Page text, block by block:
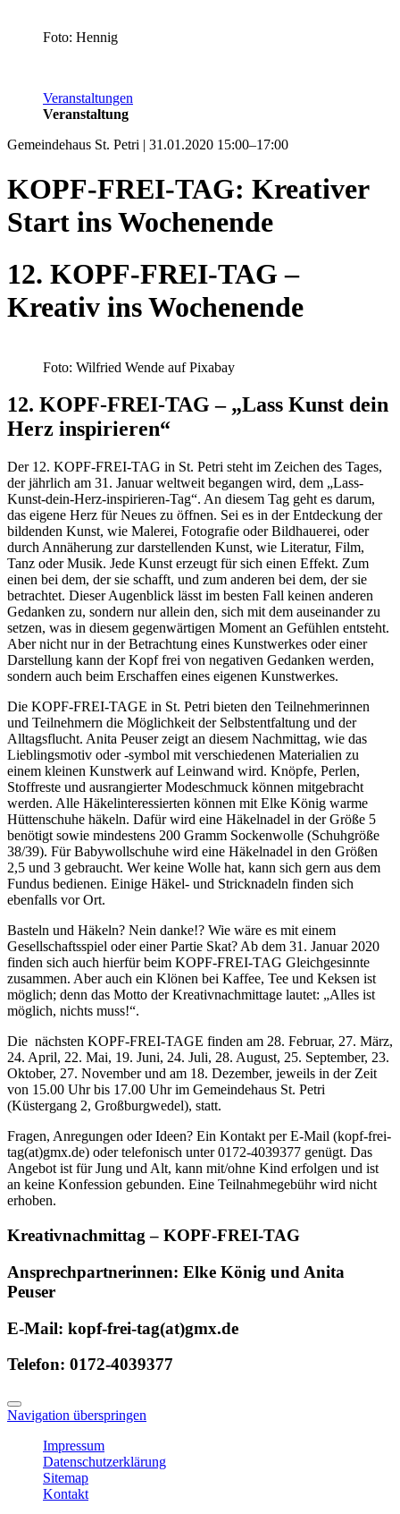
Foto: Hennig
Veranstaltungen
Veranstaltung
Gemeindehaus St. Petri | 31.01.2020 15:00–17:00
KOPF-FREI-TAG: Kreativer
Start ins Wochenende
12. KOPF-FREI-TAG –
Kreativ ins Wochenende
Foto: Wilfried Wende auf Pixabay
12. KOPF-FREI-TAG – „Lass Kunst dein
Herz inspirieren“
Der 12. KOPF-FREI-TAG in St. Petri steht im Zeichen des Tages,
der jährlich am 31. Januar weltweit begangen wird, dem „Lass-
Kunst-dein-Herz-inspirieren-Tag“. An diesem Tag geht es darum,
das eigene Herz für Neues zu öffnen. Sei es in der Entdeckung der
bildenden Kunst, wie Malerei, Fotografie oder Bildhauerei, oder
durch Annäherung zur darstellenden Kunst, wie Literatur, Film,
Tanz oder Musik. Jede Kunst erzeugt für sich einen Effekt. Zum
einen bei dem, der sie schafft, und zum anderen bei dem, der sie
betrachtet. Dieser Augenblick lässt im besten Fall keinen anderen
Gedanken zu, sondern nur allein den, sich mit dem auseinander zu
setzen, was in diesem gegenwärtigen Moment an Gefühlen entsteht.
Aber nicht nur in der Betrachtung eines Kunstwerkes oder einer
Darstellung kann der Kopf frei von negativen Gedanken werden,
sondern auch beim Erschaffen eines eigenen Kunstwerkes.
Die KOPF-FREI-TAGE in St. Petri bieten den Teilnehmerinnen
und Teilnehmern die Möglichkeit der Selbstentfaltung und der
Alltagsflucht. Anita Peuser zeigt an diesem Nachmittag, wie das
Lieblingsmotiv oder -symbol mit verschiedenen Materialien zu
einem kleinen Kunstwerk auf Leinwand wird. Knöpfe, Perlen,
Stoffreste und ausrangierter Modeschmuck können mitgebracht
werden. Alle Häkelinteressierten können mit Elke König warme
Hüttenschuhe häkeln. Dafür wird eine Häkelnadel in der Größe 5
benötigt sowie mindestens 200 Gramm Sockenwolle (Schuhgröße
38/39). Für Babywollschuhe wird eine Häkelnadel in den Größen
2,5 und 3 gebraucht. Wer keine Wolle hat, kann sich gern aus dem
Fundus bedienen. Einige Häkel- und Stricknadeln finden sich
ebenfalls vor Ort.
Basteln und Häkeln? Nein danke!? Wie wäre es mit einem
Gesellschaftsspiel oder einer Partie Skat? Ab dem 31. Januar 2020
finden sich auch hierfür beim KOPF-FREI-TAG Gleichgesinnte
zusammen. Aber auch ein Klönen bei Kaffee, Tee und Keksen ist
möglich; denn das Motto der Kreativnachmittage lautet: „Alles ist
möglich, nichts muss!“.
Die nächsten KOPF-FREI-TAGE finden am 28. Februar, 27. März,
24. April, 22. Mai, 19. Juni, 24. Juli, 28. August, 25. September, 23.
Oktober, 27. November und am 18. Dezember, jeweils in der Zeit
von 15.00 Uhr bis 17.00 Uhr im Gemeindehaus St. Petri
(Küstergang 2, Großburgwedel), statt.
Fragen, Anregungen oder Ideen? Ein Kontakt per E-Mail (kopf-frei-
tag(at)gmx.de) oder telefonisch unter 0172-4039377 genügt. Das
Angebot ist für Jung und Alt, kann mit/ohne Kind erfolgen und ist
an keine Konfession gebunden. Eine Teilnahmegebühr wird nicht
erhoben.
Kreativnachmittag – KOPF-FREI-TAG
Ansprechpartnerinnen: Elke König und Anita
Peuser
E-Mail: kopf-frei-tag(at)gmx.de
Telefon: 0172-4039377
Navigation überspringen
Impressum
Datenschutzerklärung
Sitemap
Kontakt